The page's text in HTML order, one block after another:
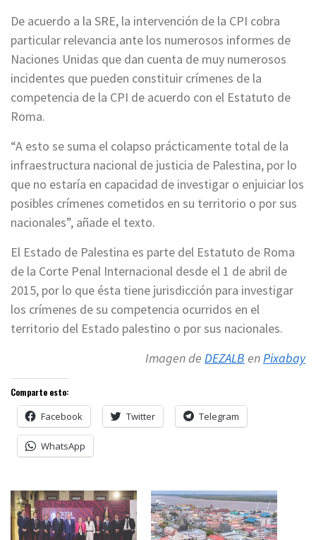
De acuerdo a la SRE, la intervención de la CPI cobra
particular relevancia ante los numerosos informes de
Naciones Unidas que dan cuenta de muy numerosos
incidentes que pueden constituir crímenes de la
competencia de la CPI de acuerdo con el Estatuto de
Roma.
“A esto se suma el colapso prácticamente total de la
infraestructura nacional de justicia de Palestina, por lo
que no estaría en capacidad de investigar o enjuiciar los
posibles crímenes cometidos en su territorio o por sus
nacionales”, añade el texto.
El Estado de Palestina es parte del Estatuto de Roma
de la Corte Penal Internacional desde el 1 de abril de
2015, por lo que ésta tiene jurisdicción para investigar
los crímenes de su competencia ocurridos en el
territorio del Estado palestino o por sus nacionales.
Imagen de DEZALB enPixabay
Comparte esto:
Facebook Twitter Telegram
WhatsApp